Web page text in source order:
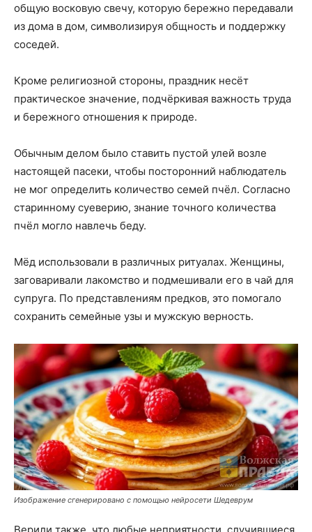
общую восковую свечу, которую бережно передавали
из дома в дом, символизируя общность и поддержку
соседей.
Кроме религиозной стороны, праздник несёт
практическое значение, подчёркивая важность труда
и бережного отношения к природе.
Обычным делом было ставить пустой улей возле
настоящей пасеки, чтобы посторонний наблюдатель
не мог определить количество семей пчёл. Согласно
старинному суеверию, знание точного количества
пчёл могло навлечь беду.
Мёд использовали в различных ритуалах. Женщины,
заговаривали лакомство и подмешивали его в чай для
супруга. По представлениям предков, это помогало
сохранить семейные узы и мужскую верность.
Изображение сгенерировано с помощью нейросети Шедеврум
Верили также, что любые неприятности, случившиеся